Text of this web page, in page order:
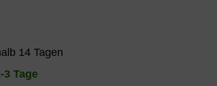
14 Tagen
Tage